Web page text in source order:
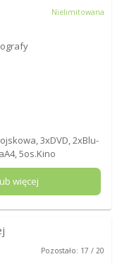
Nielimitowana
3xDVD, 2xBlu-
5os.Kino
więcej
Pozostało: 17 / 20